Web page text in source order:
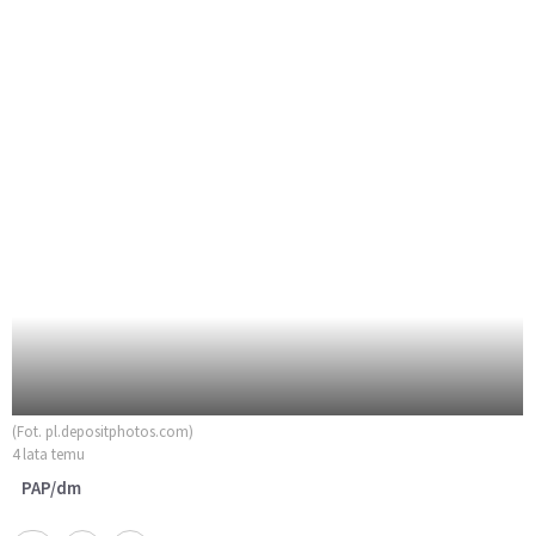
(Fot. pl.depositphotos.com)
4 lata temu
PAP/dm